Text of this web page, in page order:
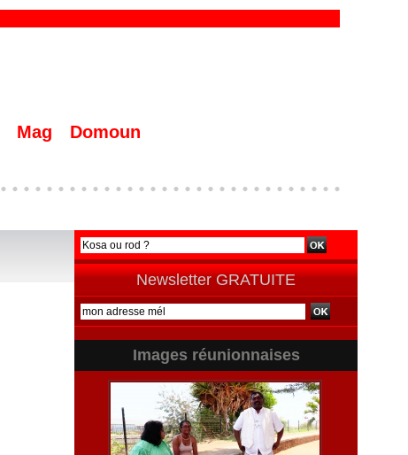
Mag Domoun
Newsletter GRATUITE
Images réunionnaises